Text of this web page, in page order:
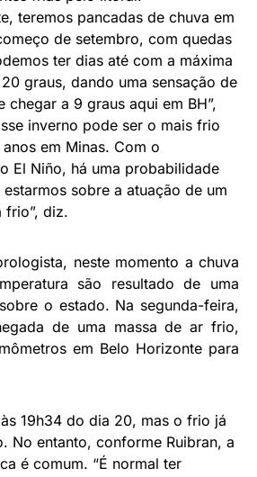
teremos pancadas de chuva em
de setembro, com quedas
ter dias até com a máxima
graus, dando uma sensação de
chegar a 9 graus aqui em BH”,
inverno pode ser o mais frio
em Minas. Com o
El Niño, há uma probabilidade
sobre a atuação de um
frio”, diz.
neste momento a chuva
são resultado de uma
o estado. Na segunda-feira,
de uma massa de ar frio,
em Belo Horizonte para
19h34 do dia 20, mas o frio já
No entanto, conforme Ruibran, a
é comum. “É normal ter